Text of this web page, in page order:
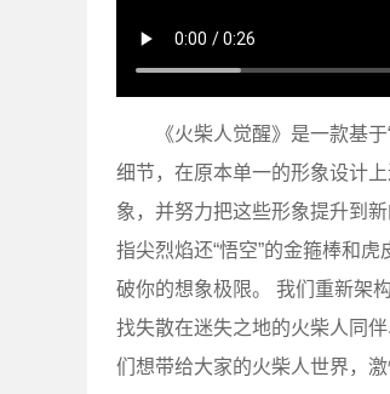
《火柴人觉醒》是一款基
细节，在原本单一的形象设计
象，并努力把这些形象提升到
指尖烈焰还“悟空”的金箍棒和
破你的想象极限。 我们重新架
找失散在迷失之地的火柴人同
们想带给大家的火柴人世界，